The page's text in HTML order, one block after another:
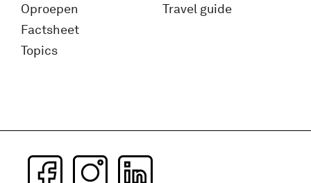
Oproepen
Factsheet
Topics
Travel guide